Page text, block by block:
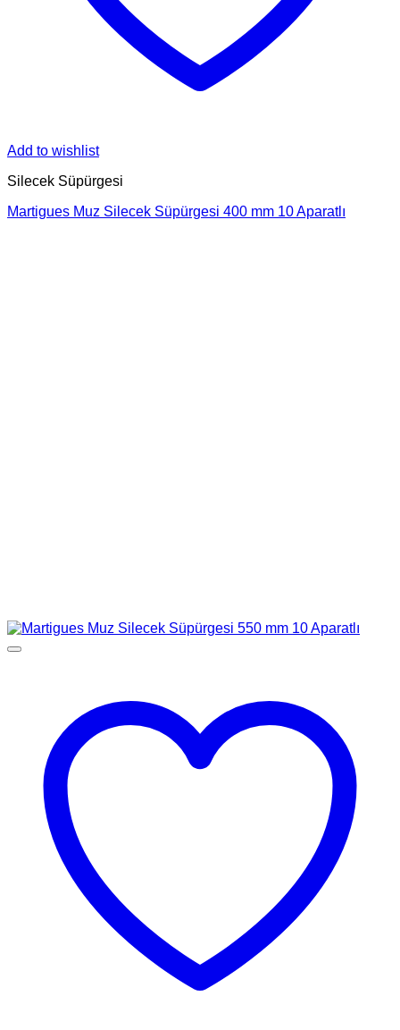
Add to wishlist
Silecek Süpürgesi
Martigues Muz Silecek Süpürgesi 400 mm 10 Aparatlı